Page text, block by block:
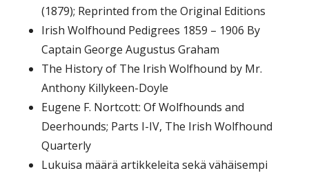
(1879); Reprinted from the Original Editions
Irish Wolfhound Pedigrees 1859 – 1906 By
Captain George Augustus Graham
The History of The Irish Wolfhound by Mr.
Anthony Killykeen-Doyle
Eugene F. Nortcott: Of Wolfhounds and
Deerhounds; Parts I-IV, The Irish Wolfhound
Quarterly
Lukuisa määrä artikkeleita sekä vähäisempi